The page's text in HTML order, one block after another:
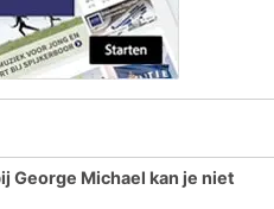
George Michael kan je niet